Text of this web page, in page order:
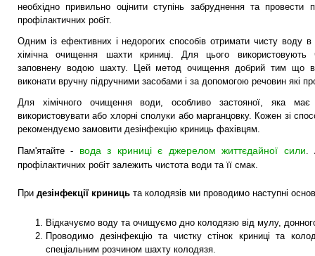
необхідно привильно оцінити ступінь забруднення та провести
профілактичних робіт.
Одним із ефективних і недорогих способів отримати чисту воду в
хімічна очищення шахти криниці. Для цього використовують
заповнену водою шахту. Цей метод очищення добрий тим що
виконати вручну підручними засобами і за допомогою речовин які
Для хімічного очищення води, особливо застояної, яка
використовувати або хлорні сполуки або марганцовку. Кожен зі
рекомендуємо замовити дезінфекцію криниць фахівцям.
Пам'ятайте - вода з криниці є джерелом життєдайної сили.
профілактичних робіт залежить чистота води та її смак.
При дезінфекції криниць та колодязів ми проводимо наступні
Відкачуємо воду та очищуємо дно колодязю від мулу,
Проводимо дезінфекцію та чистку стінок криниці та
спеціальним розчином шахту колодязя.